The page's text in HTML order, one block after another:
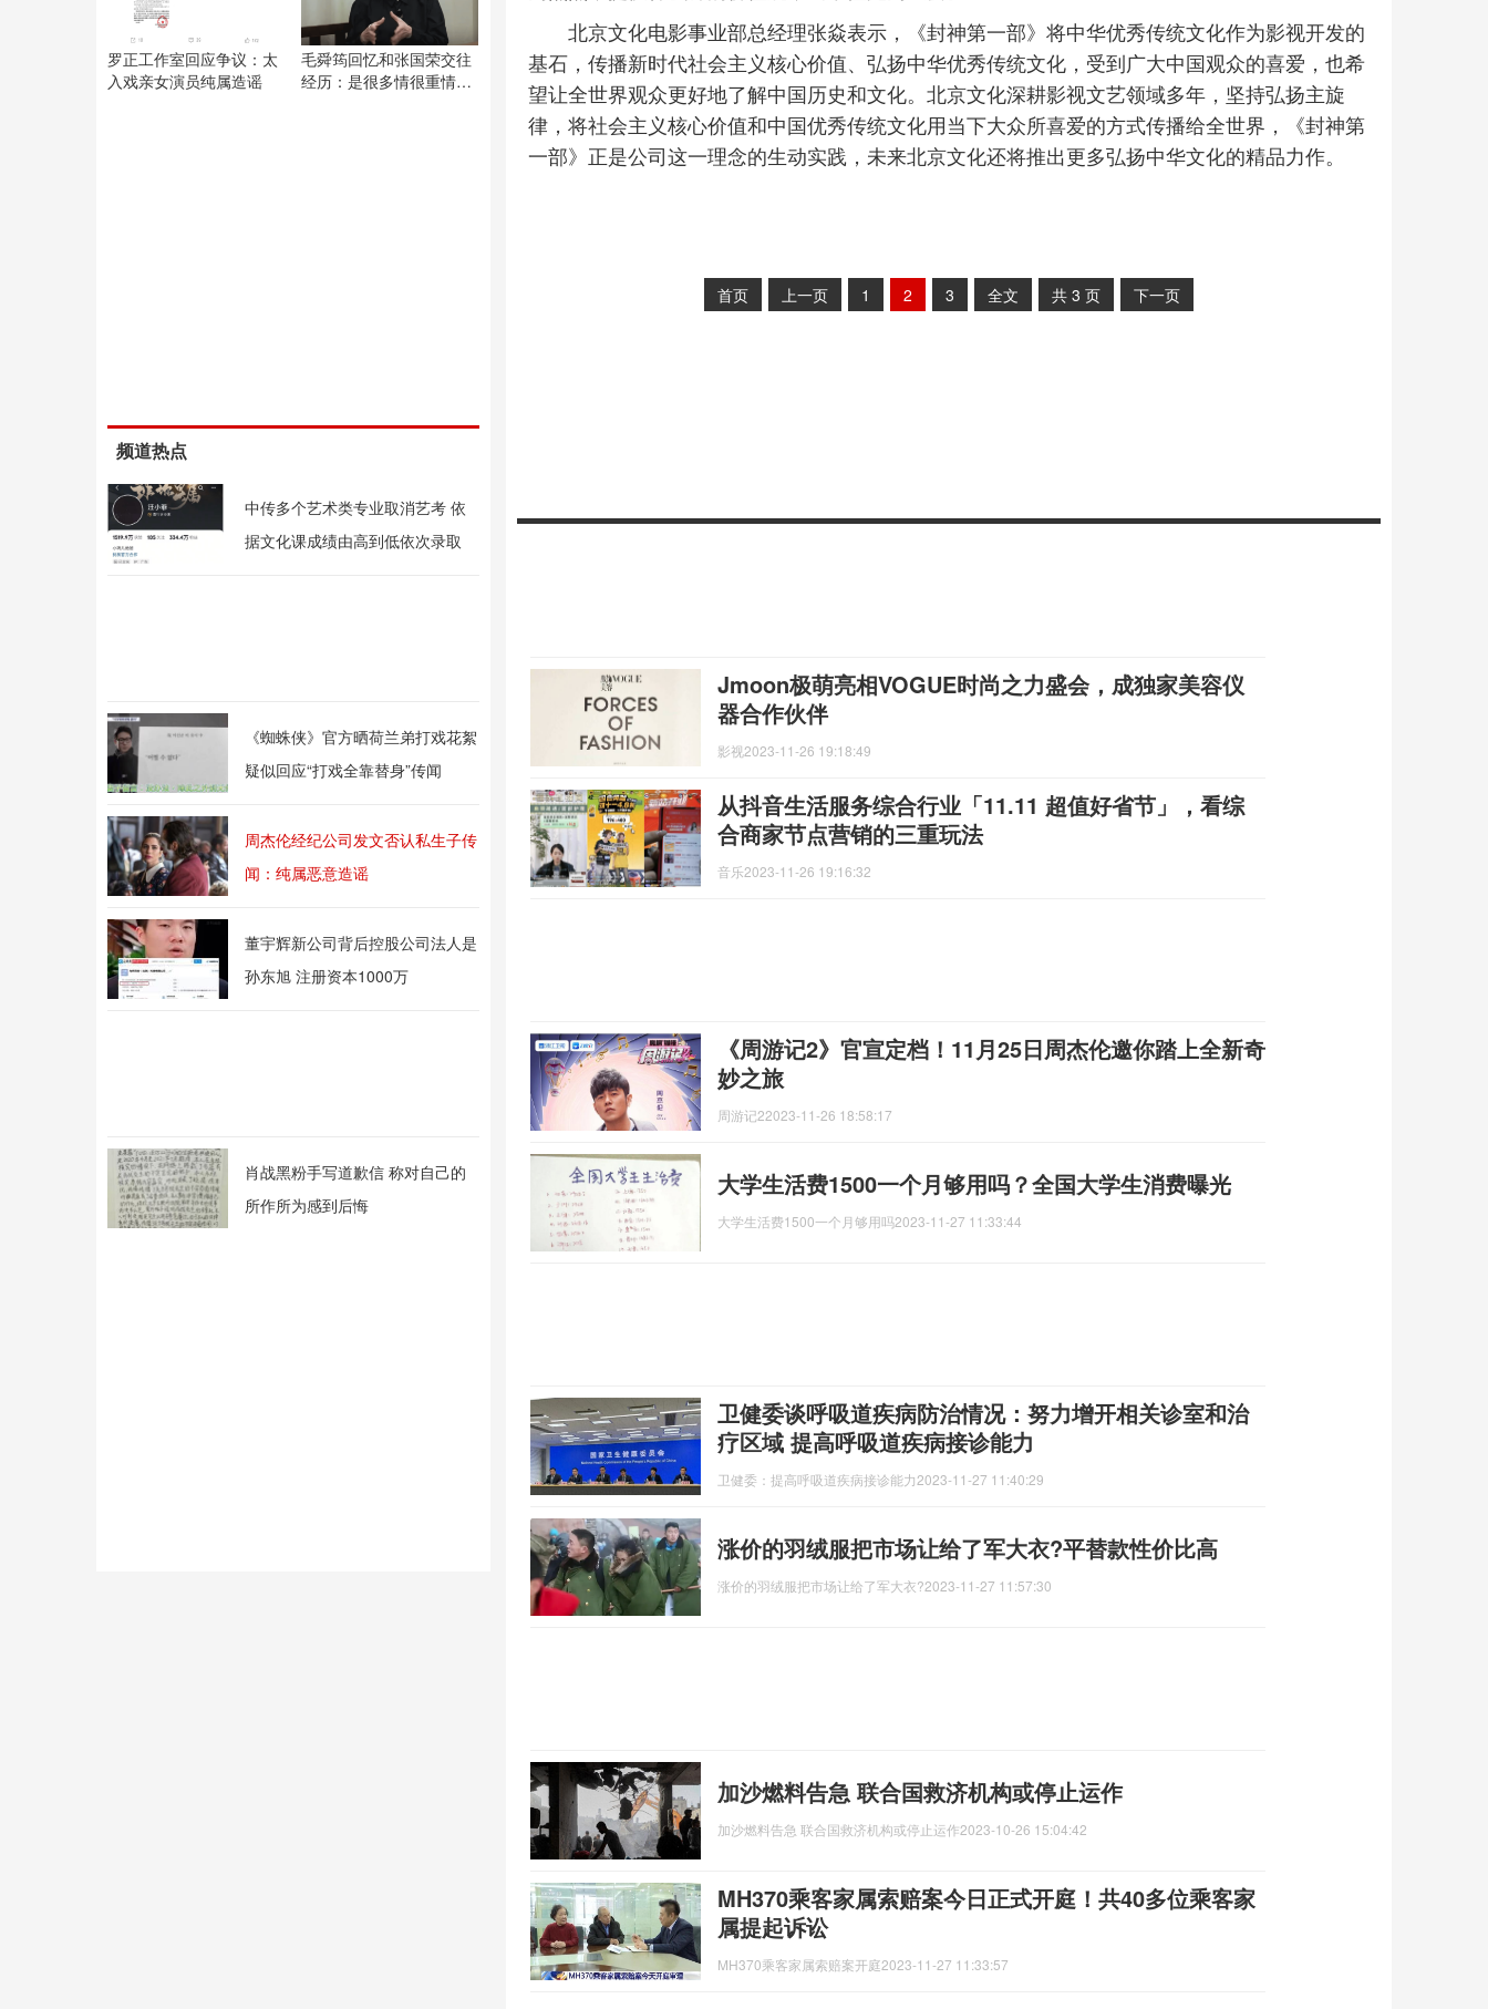
罗正工作室回应争议：太
入戏亲女演员纯属造谣
毛舜筠回忆和张国荣交往
经历：是很多情很重情的
频道热点
中传多个艺术类专业取消艺考 依
据文化课成绩由高到低依次录取
《蜘蛛侠》官方晒荷兰弟打戏花絮
疑似回应“打戏全靠替身”传闻
周杰伦经纪公司发文否认私生子传
闻：纯属恶意造谣
董宇辉新公司背后控股公司法人是
孙东旭 注册资本1000万
肖战黑粉手写道歉信 称对自己的
所作所为感到后悔
北京文化电影事业部总经理张焱表示，《封神第一部》将中华优秀传统文化作为影视开发的
基石，传播新时代社会主义核心价值、弘扬中华优秀传统文化，受到广大中国观众的喜爱，也希
望让全世界观众更好地了解中国历史和文化。北京文化深耕影视文艺领域多年，坚持弘扬主旋
律，将社会主义核心价值和中国优秀传统文化用当下大众所喜爱的方式传播给全世界，《封神第
一部》正是公司这一理念的生动实践，未来北京文化还将推出更多弘扬中华文化的精品力作。
首页 上一页 1 2 3 全文 共 3 页 下一页
Jmoon极萌亮相VOGUE时尚之力盛会，成独家美容仪
器合作伙伴
影视2023-11-26 19:18:49
从抖音生活服务综合行业「11.11 超值好省节」，看综
合商家节点营销的三重玩法
音乐2023-11-26 19:16:32
《周游记2》官宣定档！11月25日周杰伦邀你踏上全新奇
妙之旅
周游记22023-11-26 18:58:17
大学生活费1500一个月够用吗？全国大学生消费曝光
大学生活费1500一个月够用吗2023-11-27 11:33:44
卫健委谈呼吸道疾病防治情况：努力增开相关诊室和治
疗区域 提高呼吸道疾病接诊能力
卫健委：提高呼吸道疾病接诊能力2023-11-27 11:40:29
涨价的羽绒服把市场让给了军大衣?平替款性价比高
涨价的羽绒服把市场让给了军大衣?2023-11-27 11:57:30
加沙燃料告急 联合国救济机构或停止运作
加沙燃料告急 联合国救济机构或停止运作2023-10-26 15:04:42
MH370乘客家属索赔案今日正式开庭！共40多位乘客家
属提起诉讼
MH370乘客家属索赔案开庭2023-11-27 11:33:57